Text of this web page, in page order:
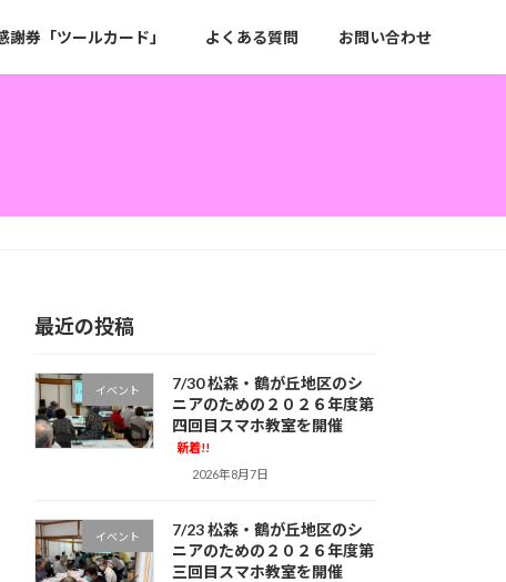
謝券「ツールカード」 よくある質問 お問い合わせ
最近の投稿
イベント
7/30 松森・鶴が丘地区のシ
ニアのための２０２６年度第
四回目スマホ教室を開催
新着!!
2026年8月7日
イベント
7/23 松森・鶴が丘地区のシ
ニアのための２０２６年度第
三回目スマホ教室を開催